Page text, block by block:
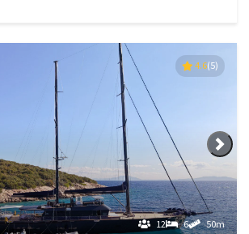
12 6 50m
4.6(5)